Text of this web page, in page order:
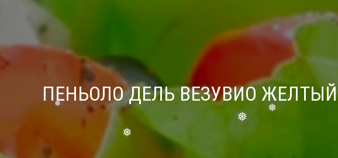
❅
ПЕНЬОЛО ДЕЛЬ ВЕЗУВИО ЖЕЛТЫЙ